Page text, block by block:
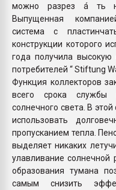
можно разрез á ть
Выпущенная
система с
конструкции которого
года получила высокую
потребителей “ Stiftung
Функция коллекторов
всего срока службы
солнечного света. В
использовать
пропусканием тепла.
выделяет никаких
улавливание солнечной
образования тумана
самым снизить